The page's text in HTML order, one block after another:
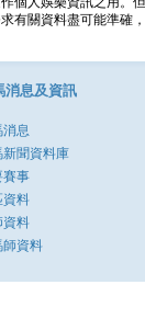
有關資料盡可能準確
消息及資訊
消息
新聞資料庫
賽事
資料
資料
師資料